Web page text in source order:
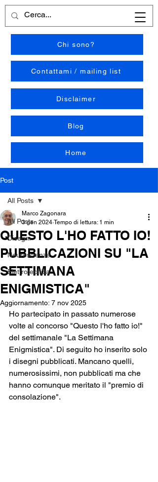
Contattami / mailing list
Chi sono?
Disclaimer
Home
Blog
Post
All Posts
Disegni
Neuroscienze
Elettrotecnica
All Posts
QUESTO L'HO FATTO IO!
PUBBLICAZIONI SU "LA
SETTIMANA
ENIGMISTICA"
Marco Zagonara
3 gen 2024 Tempo di lettura: 1 min
Aggiornamento: 7 nov 2025
Ho partecipato in passato numerose
volte al concorso "Questo l'ho fatto io!"
del settimanale "La Settimana
Enigmistica". Di seguito ho inserito solo
i disegni pubblicati. Mancano quelli,
numerosissimi, non pubblicati ma che
hanno comunque meritato il "premio di
consolazione".